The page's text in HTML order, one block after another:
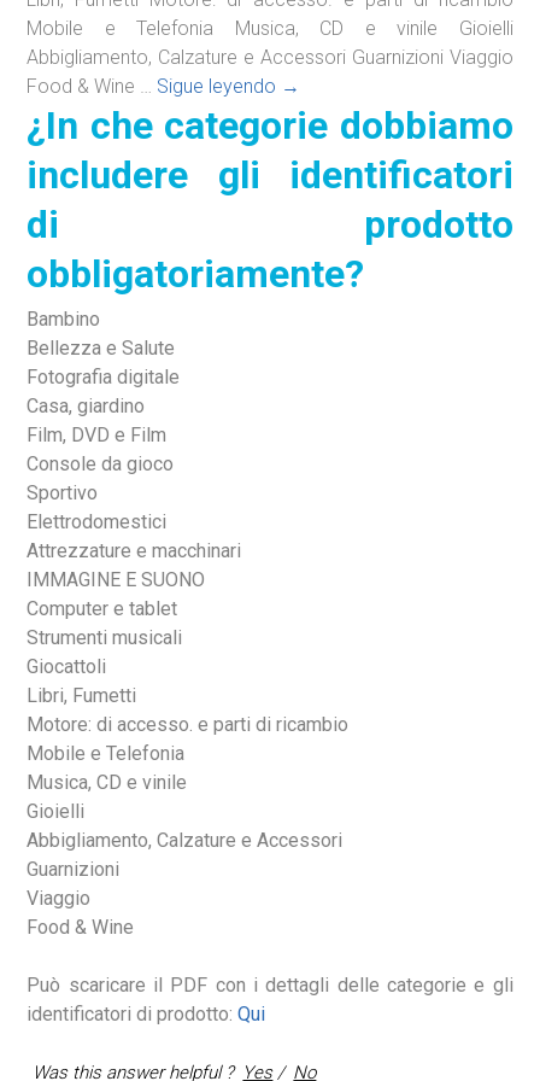
Mobile e Telefonia Musica, CD e vinile Gioielli
Abbigliamento, Calzature e Accessori Guarnizioni Viaggio
Food & Wine … Sigue leyendo ¿In
che
categorie
dobbiamo
identificatori
di
→
¿In che categorie dobbiamo
includere gli identificatori
di prodotto
obbligatoriamente?
Bambino
Bellezza e Salute
Fotografia digitale
Casa, giardino
Film, DVD e Film
Console da gioco
Sportivo
Elettrodomestici
Attrezzature e macchinari
IMMAGINE E SUONO
Computer e tablet
Strumenti musicali
Giocattoli
Libri, Fumetti
Motore: di accesso. e parti di ricambio
Mobile e Telefonia
Musica, CD e vinile
Gioielli
Abbigliamento, Calzature e Accessori
Guarnizioni
Viaggio
Food & Wine
Può scaricare il PDF con i dettagli delle categorie e gli
identificatori di prodotto:Qui
Was this answer helpful ? Yes / No